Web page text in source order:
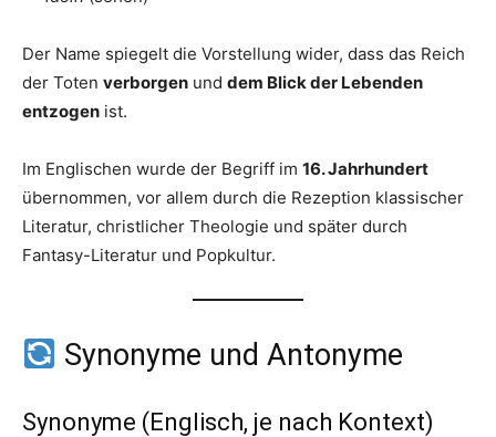
Der Name spiegelt die Vorstellung wider, dass das Reich
der Toten verborgen und dem Blick der Lebenden
entzogen ist.
Im Englischen wurde der Begriff im 16. Jahrhundert
übernommen, vor allem durch die Rezeption klassischer
Literatur, christlicher Theologie und später durch
Fantasy-Literatur und Popkultur.
Synonyme und Antonyme
Synonyme (Englisch, je nach Kontext)